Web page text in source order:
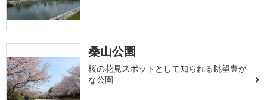
桑山公園
桜の花見スポットとして知られる眺望豊か
な公園